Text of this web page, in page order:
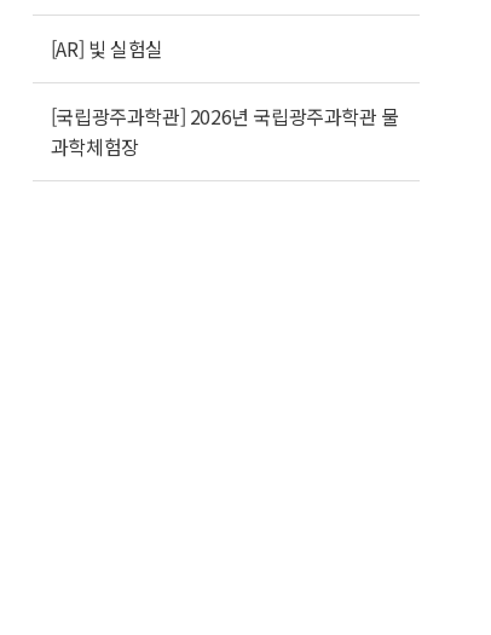
[AR] 빛 실험실
[국립광주과학관] 2026년 국립광주과학관 물
과학체험장